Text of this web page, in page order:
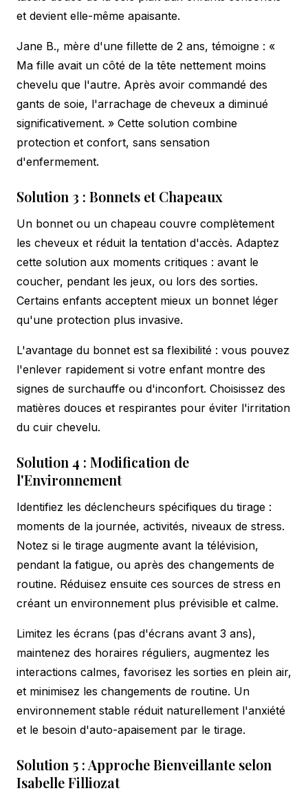
et devient elle-même apaisante.
Jane B., mère d'une fillette de 2 ans, témoigne : «
Ma fille avait un côté de la tête nettement moins
chevelu que l'autre. Après avoir commandé des
gants de soie, l'arrachage de cheveux a diminué
significativement. » Cette solution combine
protection et confort, sans sensation
d'enfermement.
Solution 3 : Bonnets et Chapeaux
Un bonnet ou un chapeau couvre complètement
les cheveux et réduit la tentation d'accès. Adaptez
cette solution aux moments critiques : avant le
coucher, pendant les jeux, ou lors des sorties.
Certains enfants acceptent mieux un bonnet léger
qu'une protection plus invasive.
L'avantage du bonnet est sa flexibilité : vous pouvez
l'enlever rapidement si votre enfant montre des
signes de surchauffe ou d'inconfort. Choisissez des
matières douces et respirantes pour éviter l'irritation
du cuir chevelu.
Solution 4 : Modification de
l'Environnement
Identifiez les déclencheurs spécifiques du tirage :
moments de la journée, activités, niveaux de stress.
Notez si le tirage augmente avant la télévision,
pendant la fatigue, ou après des changements de
routine. Réduisez ensuite ces sources de stress en
créant un environnement plus prévisible et calme.
Limitez les écrans (pas d'écrans avant 3 ans),
maintenez des horaires réguliers, augmentez les
interactions calmes, favorisez les sorties en plein air,
et minimisez les changements de routine. Un
environnement stable réduit naturellement l'anxiété
et le besoin d'auto-apaisement par le tirage.
Solution 5 : Approche Bienveillante selon
Isabelle Filliozat